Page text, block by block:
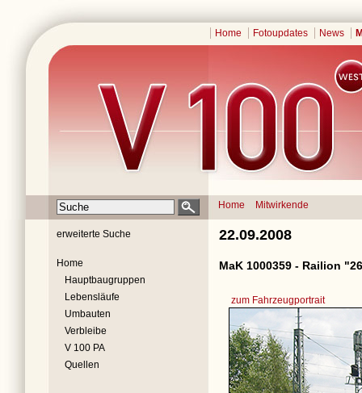
Home Fotoupdates News
Home Mitwirkende
erweiterte Suche
Home
Hauptbaugruppen
Lebensläufe
Umbauten
Verbleibe
V 100 PA
Quellen
22.09.2008
MaK 1000359 - Railion
zum Fahrzeugportrait